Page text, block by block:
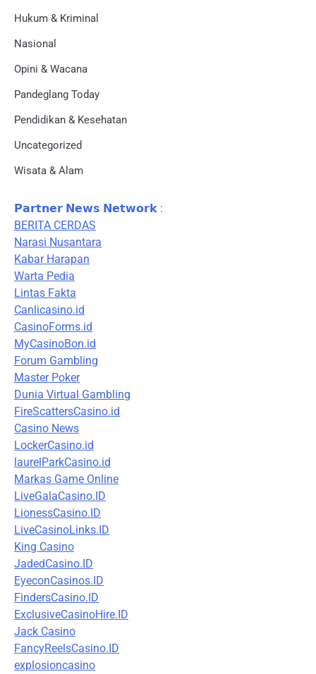
Hukum & Kriminal
Nasional
Opini & Wacana
Pandeglang Today
Pendidikan & Kesehatan
Uncategorized
Wisata & Alam
𝗣𝗮𝗿𝘁𝗻𝗲𝗿 𝗡𝗲𝘄𝘀 𝗡𝗲𝘁𝘄𝗼𝗿𝗸 :
BERITA CERDAS
Narasi Nusantara
Kabar Harapan
Warta Pedia
Lintas Fakta
Canlicasino.id
CasinoForms.id
MyCasinoBon.id
Forum Gambling
Master Poker
Dunia Virtual Gambling
FireScattersCasino.id
Casino News
LockerCasino.id
laurelParkCasino.id
Markas Game Online
LiveGalaCasino.ID
LionessCasino.ID
LiveCasinoLinks.ID
King Casino
JadedCasino.ID
EyeconCasinos.ID
FindersCasino.ID
ExclusiveCasinoHire.ID
Jack Casino
FancyReelsCasino.ID
explosioncasino